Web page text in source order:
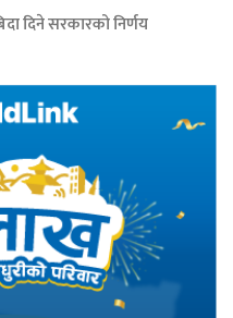
दिने सरकारको निर्णय